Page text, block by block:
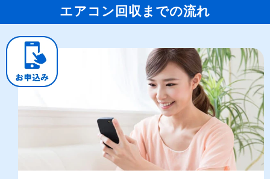
エアコン回収までの流れ